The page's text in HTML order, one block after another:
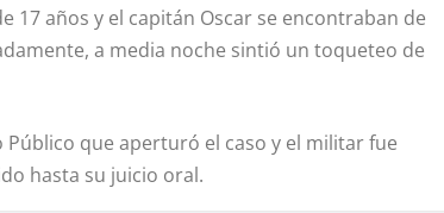
17 años y el capitán Oscar se encontraban de
a media noche sintió un toqueteo de
que aperturó el caso y el militar fue
hasta su juicio oral.